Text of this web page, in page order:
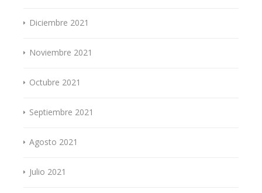
Diciembre 2021
Noviembre 2021
Octubre 2021
Septiembre 2021
Agosto 2021
Julio 2021